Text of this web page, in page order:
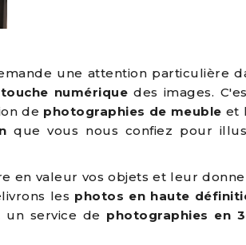
une attention particulière
numérique des images.
de photographies de meuble et
que vous nous confiez pour
en valeur vos objets et leur
les photos en haute
service de photographies en